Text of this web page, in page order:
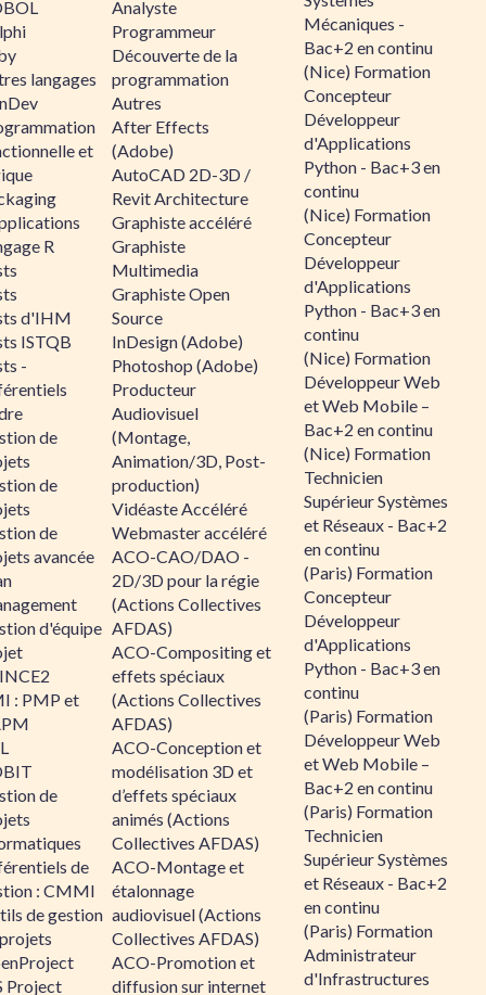
langages
et
R
d'IHM
ISTQB
-
de
de
de
avancée
d'équipe
: PMP et
de
de
: CMMI
de gestion
Project
Analyste
Programmeur
Découverte de la
programmation
Autres
After Effects
(Adobe)
AutoCAD 2D-3D /
Revit Architecture
Graphiste accéléré
Graphiste
Multimedia
Graphiste Open
Source
InDesign (Adobe)
Photoshop (Adobe)
Producteur
Audiovisuel
(Montage,
Animation/3D, Post-
production)
Vidéaste Accéléré
Webmaster accéléré
ACO-CAO/DAO -
2D/3D pour la régie
(Actions Collectives
AFDAS)
ACO-Compositing et
effets spéciaux
(Actions Collectives
AFDAS)
ACO-Conception et
modélisation 3D et
d’effets spéciaux
animés (Actions
Collectives AFDAS)
ACO-Montage et
étalonnage
audiovisuel (Actions
Collectives AFDAS)
ACO-Promotion et
diffusion sur internet
Mécaniques -
Bac+2 en continu
(Nice) Formation
Concepteur
Développeur
d'Applications
Python - Bac+3 en
continu
(Nice) Formation
Concepteur
Développeur
d'Applications
Python - Bac+3 en
continu
(Nice) Formation
Développeur Web
et Web Mobile –
Bac+2 en continu
(Nice) Formation
Technicien
Supérieur Systèmes
et Réseaux - Bac+2
en continu
(Paris) Formation
Concepteur
Développeur
d'Applications
Python - Bac+3 en
continu
(Paris) Formation
Développeur Web
et Web Mobile –
Bac+2 en continu
(Paris) Formation
Technicien
Supérieur Systèmes
et Réseaux - Bac+2
en continu
(Paris) Formation
Administrateur
d'Infrastructures